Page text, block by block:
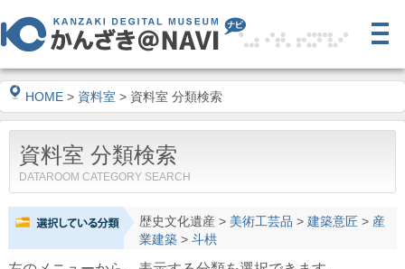
HOME > 資料室 > 資料室 分類検索
資料室 分類検索
DATAROOM CATEGORY SEARCH
歴史文化遺産> 美術工芸品 > 建築意匠 > 産
業建築> 斗栱